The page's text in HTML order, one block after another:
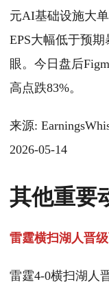
元AI基础设施大
EPS大幅低于预
眼。今日盘后
高点跌83%。
来源:
2026-05-14
其他重要
雷霆横扫湖人晋
雷霆4-0横扫湖人